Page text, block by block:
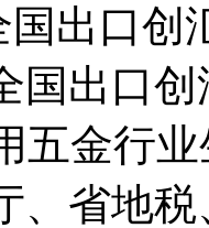
国出口
国出口
五金行
、省地